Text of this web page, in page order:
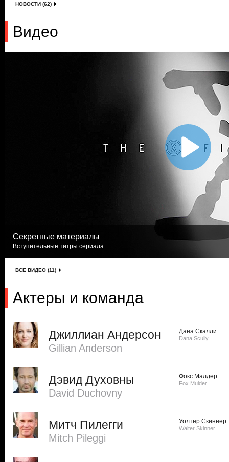
НОВОСТИ (62)
Видео
Секретные материалы
Вступительные титры сериала
ВСЕ ВИДЕО (11)
Актеры и команда
Джиллиан Андерсон
Gillian Anderson
Дана Скалли
Dana Scully
Дэвид Духовны
David Duchovny
Фокс Малдер
Fox Mulder
Митч Пилегги
Mitch Pileggi
Уолтер Скиннер
Walter Skinner